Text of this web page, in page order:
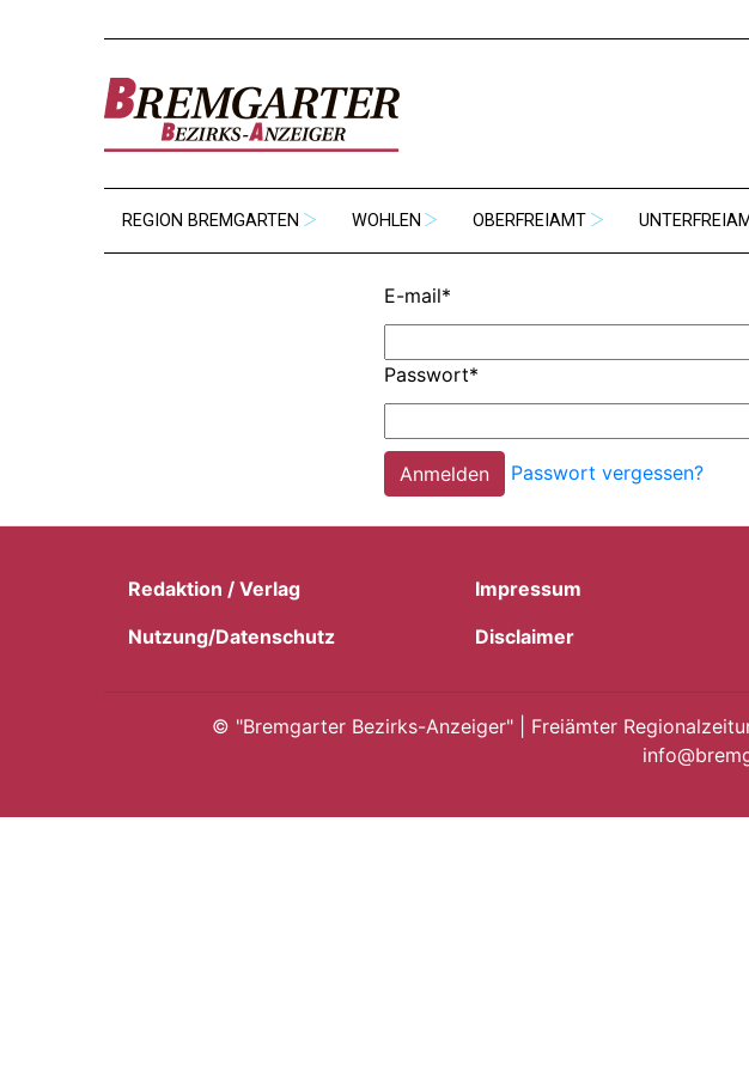
REGION BREMGARTEN WOHLEN OBERFREIAMT
E-mail*
Passwort*
Passwort vergessen?
Redaktion / Verlag Impressum
Nutzung/Datenschutz
Disclaimer
© "Bremgarter Bezirks-Anzeiger" | Freiämter